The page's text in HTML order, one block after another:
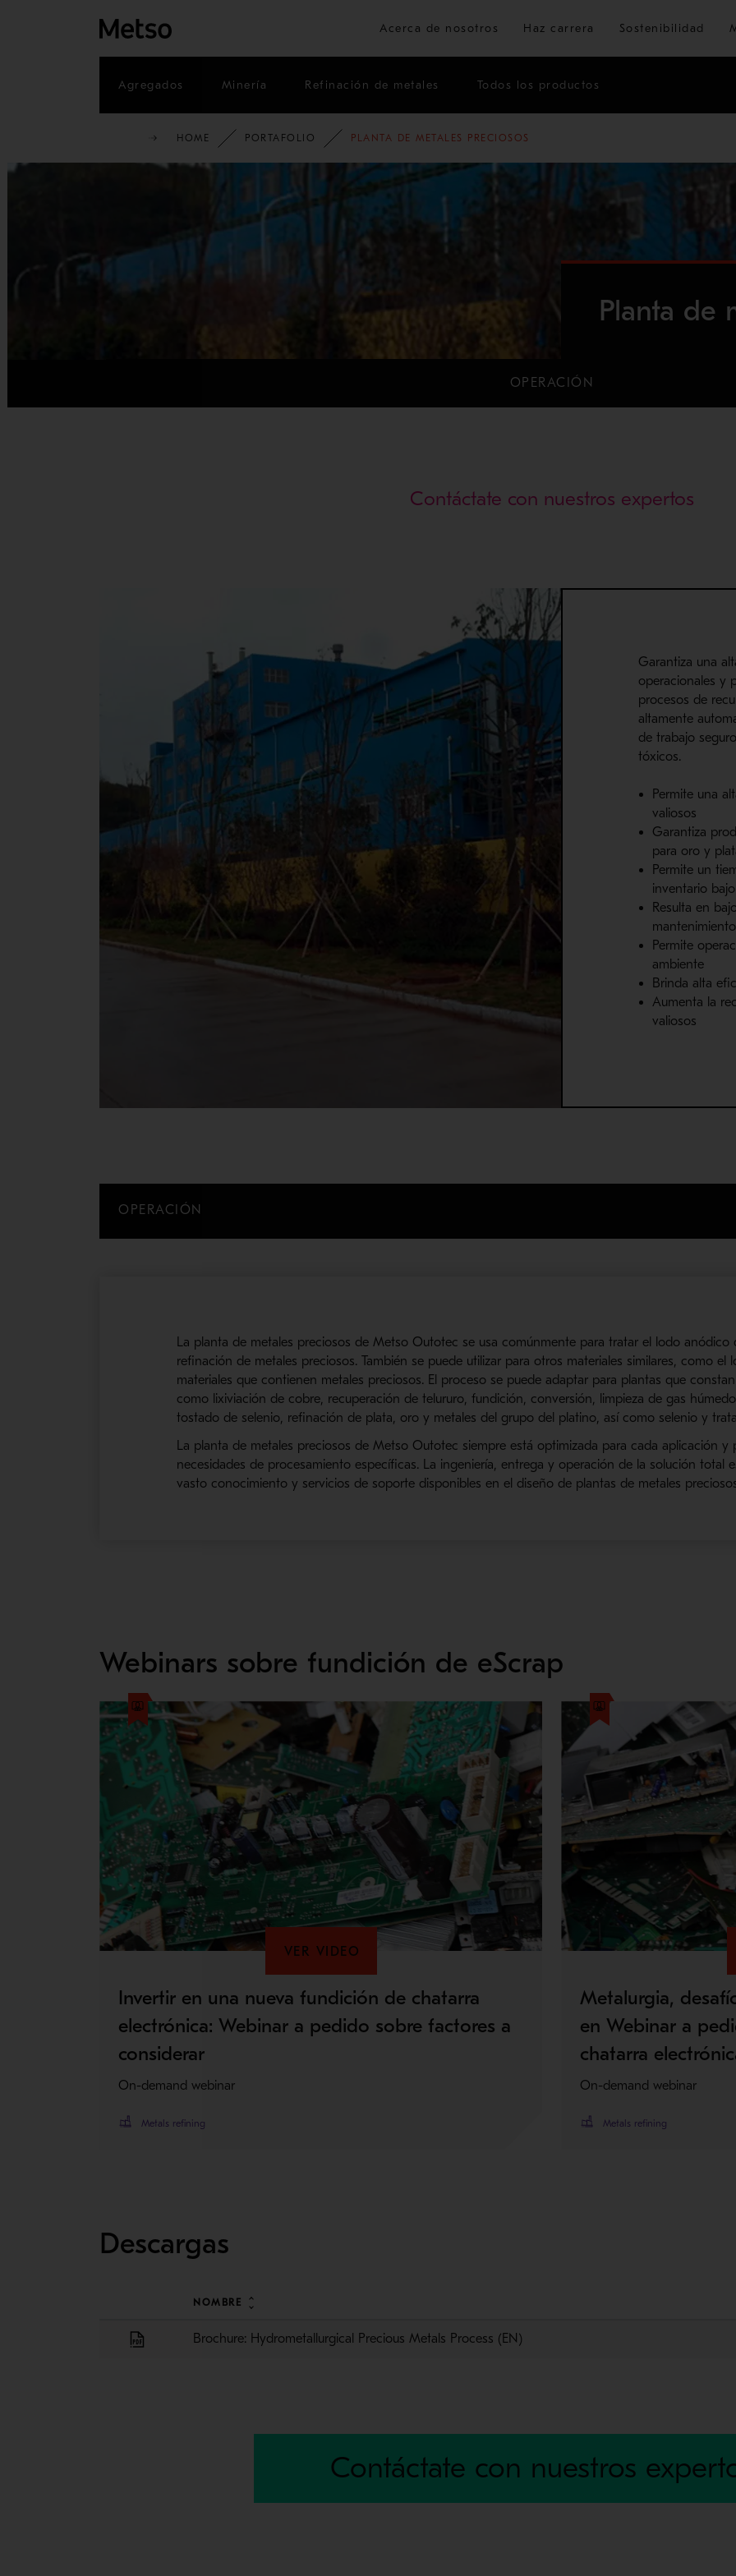
Ir al contenido principal
Acerca de nosotros Haz carrera Sostenibilidad
Agregados Minería Refinación de metales Todos los productos
HOME PORTAFOLIO PLANTA DE METALES PRECIOSOS
Planta de
OPERACIÓN
Contáctate con nuestros expertos
Garantiza una
operacionales y
procesos de
altamente
de trabajo
tóxicos.
Permite una
valiosos
Garantiza
para oro y
Permite un
inventario bajo
Resulta en
mantenimiento
Permite
ambiente
Brinda alta
Aumenta la
valiosos
OPERACIÓN
La planta de metales preciosos deMetso Outotec se usa comúnmente para tratar el lodo anódico
refinación de metales preciosos. También se puede utilizar para otros materiales similares, como el
materiales que contienen metales preciosos. El proceso se puede adaptar para plantas que
como lixiviación de cobre, recuperación detelururo, fundición, conversión, limpieza de gas
tostado de selenio, refinación de plata, oro y metales del grupo del platino, así como selenio y
La planta de metales preciosos deMetso Outotec siempre está optimizada para cada ap licación y
necesidades de procesamiento específicas. La ingeniería, entrega y operación de la solución total
vasto conocimiento y servicios de soporte disponibles en el diseño de plantas de metales
Webinars sobre fundición de eScrap
VER VIDEO
Invertir en una nueva fundición de chatarra
electrónica: Webinar a pedido sobre factores a
considerar
On-demand webinar
Metals refining
Metalurgia,
en Webinar a
chatarra
On-demand webinar
Metals refining
Descargas
NOMBRE
Brochure: Hydrometallurgical Precious Metals Process (EN)
Contáctate con nuestros